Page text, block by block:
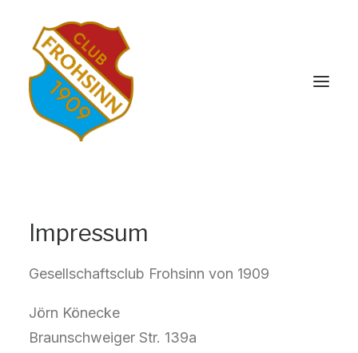
Impressum
Gesellschaftsclub Frohsinn von 1909
Jörn Könecke
Braunschweiger Str. 139a